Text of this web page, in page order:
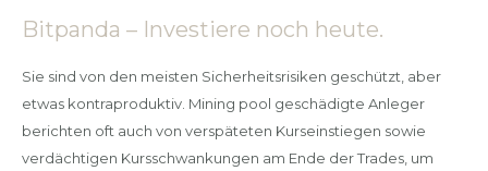
Bitpanda – Investiere noch heute.
Sie sind von den meisten Sicherheitsrisiken geschützt, aber
etwas kontraproduktiv. Mining pool geschädigte Anleger
berichten oft auch von verspäteten Kurseinstiegen sowie
verdächtigen Kursschwankungen am Ende der Trades, um